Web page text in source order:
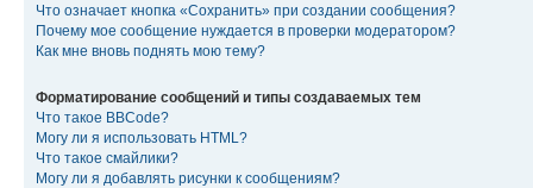
Что означает кнопка «Сохранить» при создании сообщения?
Почему мое сообщение нуждается в проверки модератором?
Как мне вновь поднять мою тему?
Форматирование сообщений и типы создаваемых тем
Что такое BBCode?
Могу ли я использовать HTML?
Что такое смайлики?
Могу ли я добавлять рисунки к сообщениям?